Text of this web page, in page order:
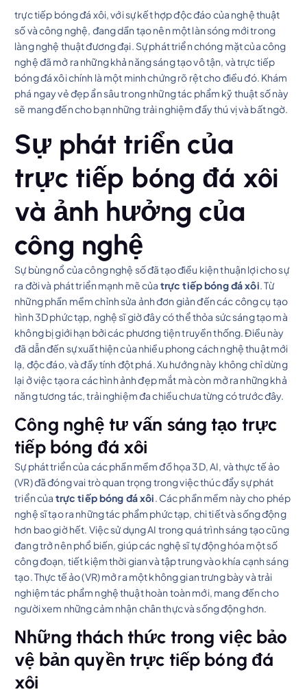
trực tiếp bóng đá xôi, với sự kết hợp độc đáo của nghệ thuật
số và công nghệ, đang dần tạo nên một làn sóng mới trong
làng nghệ thuật đương đại. Sự phát triển chóng mặt của công
nghệ đã mở ra những khả năng sáng tạo vô tận, và trực tiếp
bóng đá xôi chính là một minh chứng rõ rệt cho điều đó. Khám
phá ngay vẻ đẹp ẩn sâu trong những tác phẩm kỹ thuật số này
sẽ mang đến cho bạn những trải nghiệm đầy thú vị và bất ngờ.
Sự phát triển của
trực tiếp bóng đá xôi
và ảnh hưởng của
công nghệ
Sự bùng nổ của công nghệ số đã tạo điều kiện thuận lợi cho sự
ra đời và phát triển mạnh mẽ của trực tiếp bóng đá xôi . Từ
những phần mềm chỉnh sửa ảnh đơn giản đến các công cụ tạo
hình 3D phức tạp, nghệ sĩ giờ đây có thể thỏa sức sáng tạo mà
không bị giới hạn bởi các phương tiện truyền thống. Điều này
đã dẫn đến sự xuất hiện của nhiều phong cách nghệ thuật mới
lạ, độc đáo, và đầy tính đột phá. Xu hướng này không chỉ dừng
lại ở việc tạo ra các hình ảnh đẹp mắt mà còn mở ra những khả
năng tương tác, trải nghiệm đa chiều chưa từng có trước đây.
Công nghệ tư vấn sáng tạo trực
tiếp bóng đá xôi
Sự phát triển của các phần mềm đồ họa 3D, AI, và thực tế ảo
(VR) đã đóng vai trò quan trọng trong việc thúc đẩy sự phát
triển của trực tiếp bóng đá xôi. Các phần mềm này cho phép
nghệ sĩ tạo ra những tác phẩm phức tạp, chi tiết và sống động
hơn bao giờ hết. Việc sử dụng AI trong quá trình sáng tạo cũng
đang trở nên phổ biến, giúp các nghệ sĩ tự động hóa một số
công đoạn, tiết kiệm thời gian và tập trung vào khía cạnh sáng
tạo. Thực tế ảo (VR) mở ra một không gian trưng bày và trải
nghiệm tác phẩm nghệ thuật hoàn toàn mới, mang đến cho
người xem những cảm nhận chân thực và sống động hơn.
Những thách thức trong việc bảo
vệ bản quyền trực tiếp bóng đá
xôi